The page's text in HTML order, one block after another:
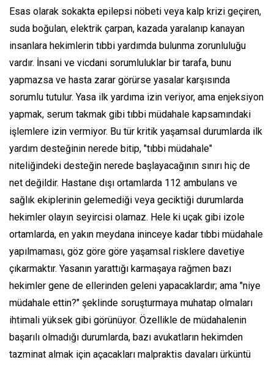
Esas olarak sokakta epilepsi nöbeti veya kalp krizi geçiren,
suda boğulan, elektrik çarpan, kazada yaralanıp kanayan
insanlara hekimlerin tıbbi yardımda bulunma zorunluluğu
vardır. İnsani ve vicdani sorumluluklar bir tarafa, bunu
yapmazsa ve hasta zarar görürse yasalar karşısında
sorumlu tutulur. Yasa ilk yardıma izin veriyor, ama enjeksiyon
yapmak, serum takmak gibi tıbbi müdahale kapsamındaki
işlemlere izin vermiyor. Bu tür kritik yaşamsal durumlarda ilk
yardım desteğinin nerede bitip, "tıbbi müdahale"
niteliğindeki desteğin nerede başlayacağının sınırı hiç de
net değildir. Hastane dışı ortamlarda 112 ambulans ve
sağlık ekiplerinin gelemediği veya geciktiği durumlarda
hekimler olayın seyircisi olamaz. Hele ki uçak gibi izole
ortamlarda, en yakın meydana ininceye kadar tıbbi müdahale
yapılmaması, göz göre göre yaşamsal risklere davetiye
çıkarmaktır. Yasanın yarattığı karmaşaya rağmen bazı
hekimler gene de ellerinden geleni yapacaklardır; ama "niye
müdahale ettin?" şeklinde soruşturmaya muhatap olmaları
ihtimali yüksek gibi görünüyor. Özellikle de müdahalenin
başarılı olmadığı durumlarda, bazı avukatların hekimden
tazminat almak için açacakları malpraktis davaları ürküntü